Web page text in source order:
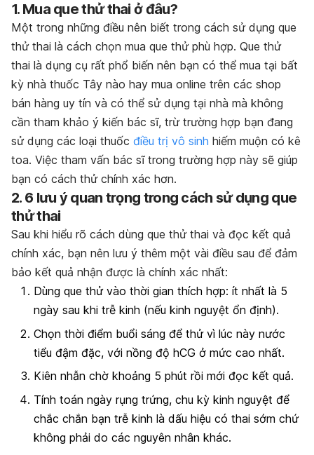
1. Mua que thử thai ở đâu?
Một trong những điều nên biết trong cách sử dụng que
thử thai là cách chọn mua que thử phù hợp. Que thử
thai là dụng cụ rất phổ biến nên bạn có thể mua tại bất
kỳ nhà thuốc Tây nào hay mua online trên các shop
bán hàng uy tín và có thể sử dụng tại nhà mà không
cần tham khảo ý kiến bác sĩ, trừ trường hợp bạn đang
sử dụng các loại thuốc điều trị vô sinh hiếm muộn có kê
toa. Việc tham vấn bác sĩ trong trường hợp này sẽ giúp
bạn có cách thử chính xác hơn.
2. 6 lưu ý quan trọng trong cách sử dụng que
thử thai
Sau khi hiểu rõ cách dùng que thử thai và đọc kết quả
chính xác, bạn nên lưu ý thêm một vài điều sau để đảm
bảo kết quả nhận được là chính xác nhất:
Dùng que thử vào thời gian thích hợp: ít nhất là 5
ngày sau khi trễ kinh (nếu kinh nguyệt ổn định).
Chọn thời điểm buổi sáng để thử vì lúc này nước
tiểu đậm đặc, với nồng độ hCG ở mức cao nhất.
Kiên nhẫn chờ khoảng 5 phút rồi mới đọc kết quả.
Tính toán ngày rụng trứng, chu kỳ kinh nguyệt để
chắc chắn bạn trễ kinh là dấu hiệu có thai sớm chứ
không phải do các nguyên nhân khác.